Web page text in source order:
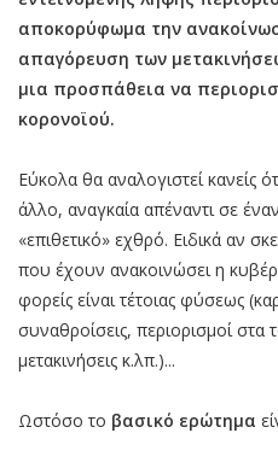
αποκορύφωμα την
απαγόρευση των
μια προσπάθεια να
κορονοϊού.
Εύκολα θα αναλογιστεί κανείς
άλλο, αναγκαία απέναντι σε
«επιθετικό» εχθρό. Ειδικά αν
που έχουν ανακοινώσει η
φορείς είναι τέτοιας φύσεως
συναθροίσεις, περιορισμοί στα
μετακινήσεις κ.λπ.)...
Ωστόσο το βασικό ερώτημα